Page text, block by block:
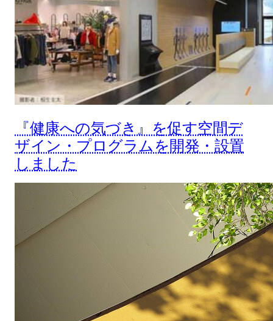
『健康への気づき』を促す空間デ
ザイン・プログラムを開発・設置
しました